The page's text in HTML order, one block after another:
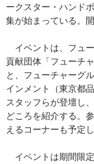
ークスター・ハンド
集が始まっている。
イベントは、フュ
貢献団体「フューチ
と、フューチャーグ
インメント（東京都
スタッフらが登壇し
どころを紹介する。
えるコーナーも予定
イベントは期間限